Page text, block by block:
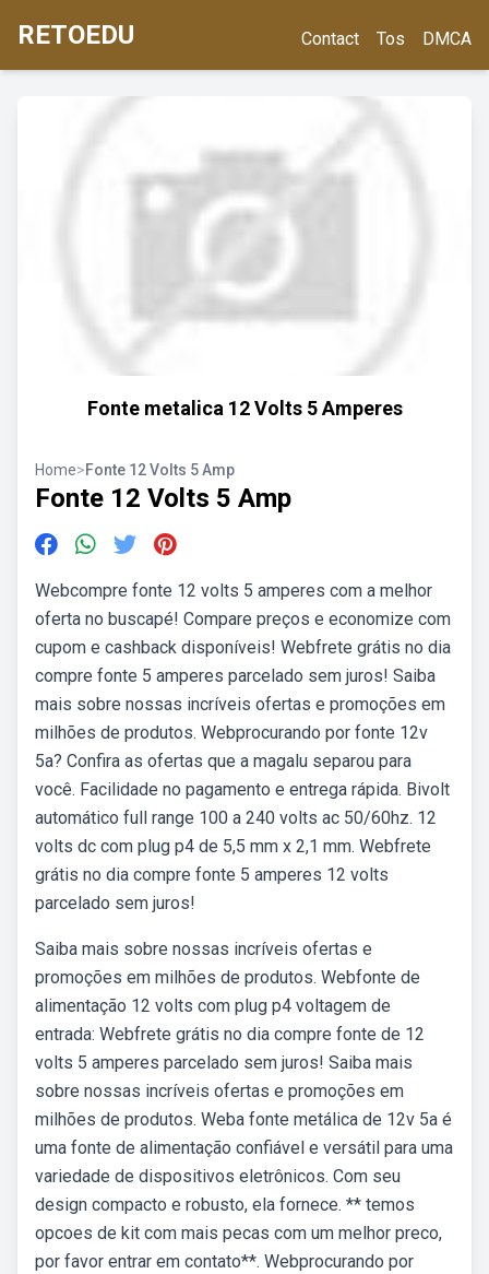
RETOEDU Contact Tos DMCA
Fonte metalica 12 Volts 5 Amperes
Home>Fonte 12 Volts 5 Amp
Fonte 12 Volts 5 Amp
Webcompre fonte 12 volts 5 amperes com a melhor
oferta no buscapé! Compare preços e economize com
cupom e cashback disponíveis! Webfrete grátis no dia
compre fonte 5 amperes parcelado sem juros! Saiba
mais sobre nossas incríveis ofertas e promoções em
milhões de produtos. Webprocurando por fonte 12v
5a? Confira as ofertas que a magalu separou para
você. Facilidade no pagamento e entrega rápida. Bivolt
automático full range 100 a 240 volts ac 50/60hz. 12
volts dc com plug p4 de 5,5 mm x 2,1 mm. Webfrete
grátis no dia compre fonte 5 amperes 12 volts
parcelado sem juros!
Saiba mais sobre nossas incríveis ofertas e
promoções em milhões de produtos. Webfonte de
alimentação 12 volts com plug p4 voltagem de
entrada: Webfrete grátis no dia compre fonte de 12
volts 5 amperes parcelado sem juros! Saiba mais
sobre nossas incríveis ofertas e promoções em
milhões de produtos. Weba fonte metálica de 12v 5a é
uma fonte de alimentação confiável e versátil para uma
variedade de dispositivos eletrônicos. Com seu
design compacto e robusto, ela fornece. ** temos
opcoes de kit com mais pecas com um melhor preco,
por favor entrar em contato**. Webprocurando por